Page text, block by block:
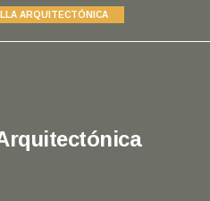
ARQUITECTÓNICA